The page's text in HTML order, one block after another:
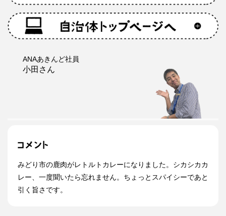
ANAあきんど社員
小田さん
みどり市の鹿肉がレトルトカレーになりました。シカシカカ
レー、一度聞いたら忘れません。ちょっとスパイシーであと
引く旨さです。